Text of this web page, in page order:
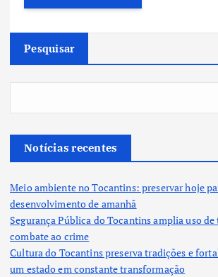
Pesquisar
Notícias recentes
Meio ambiente no Tocantins: preservar hoje
desenvolvimento de amanhã
Segurança Pública do Tocantins amplia uso
combate ao crime
Cultura do Tocantins preserva tradições e
um estado em constante transformação